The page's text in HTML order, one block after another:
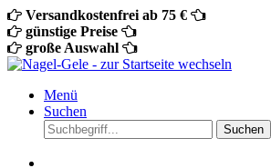
Versandkostenfrei ab 75 €
günstige Preise
große Auswahl
Menü
Suchen
Suchen